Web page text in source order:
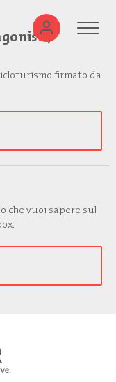
firmato da
che vuoi sapere sul